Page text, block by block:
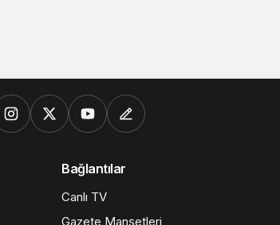
Bağlantılar
Canlı TV
Gazete Manşetleri